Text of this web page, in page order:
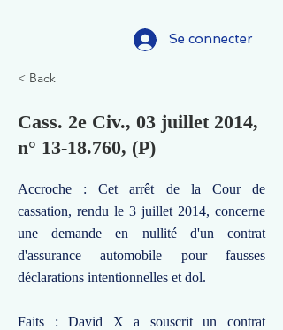
Se connecter
< Back
Cass. 2e Civ., 03 juillet 2014,
n° 13-18.760, (P)
Accroche : Cet arrêt de la Cour de
cassation, rendu le 3 juillet 2014, concerne
une demande en nullité d'un contrat
d'assurance automobile pour fausses
déclarations intentionnelles et dol.
Faits : David X a souscrit un contrat